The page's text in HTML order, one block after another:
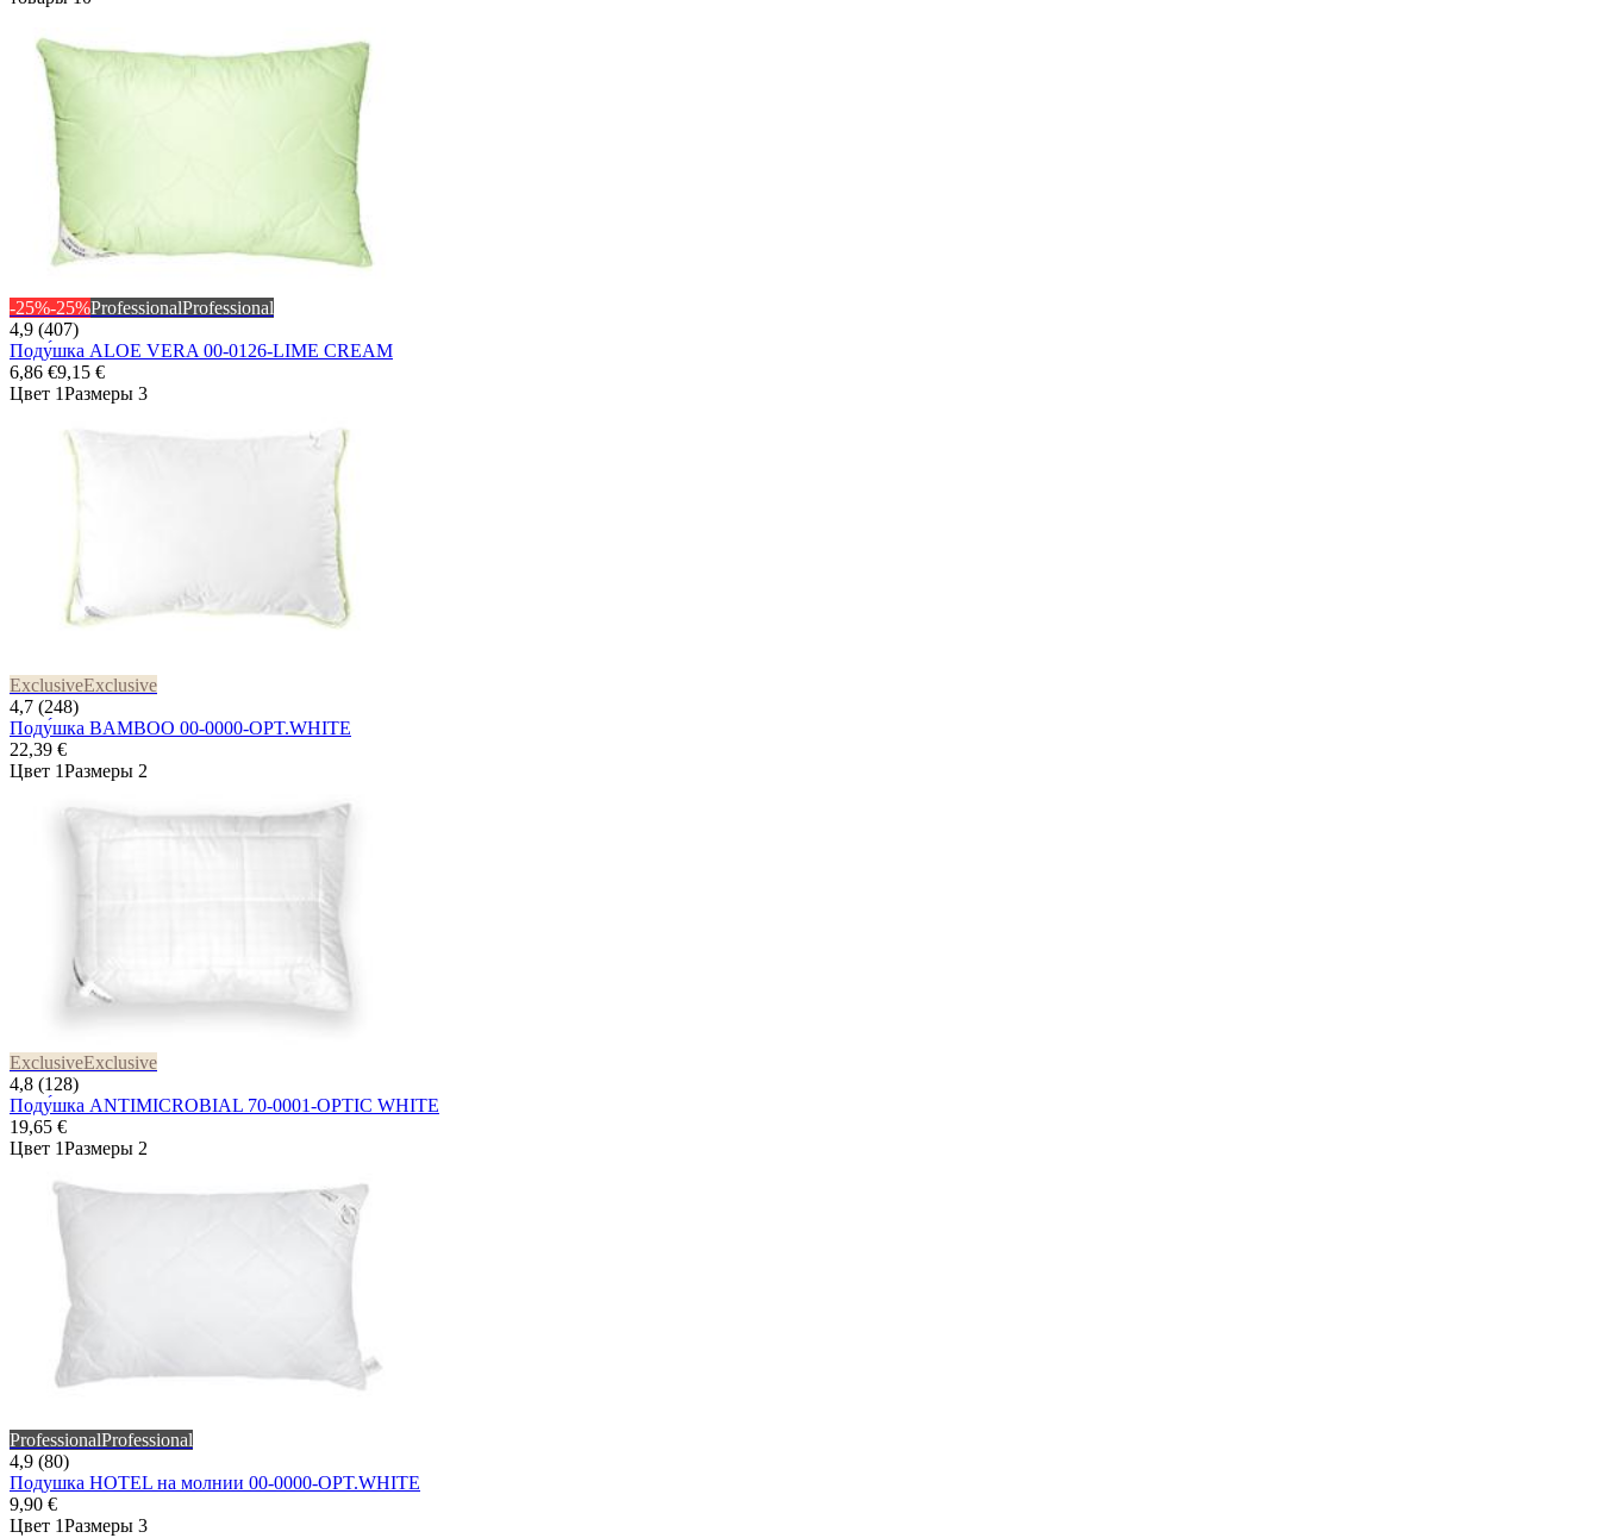
-25%-25%ProfessionalProfessional
4,9 (407)
Поду́шка ALOE VERA 00-0126-LIME CREAM
6,86 €9,15 €
Цвет 1Размеры 3
ExclusiveExclusive
4,7 (248)
Поду́шка BAMBOO 00-0000-OPT.WHITE
22,39 €
Цвет 1Размеры 2
ExclusiveExclusive
4,8 (128)
Поду́шка ANTIMICROBIAL 70-0001-OPTIC WHITE
19,65 €
Цвет 1Размеры 2
ProfessionalProfessional
4,9 (80)
Подушка HOTEL на молнии 00-0000-OPT.WHITE
9,90 €
Цвет 1Размеры 3